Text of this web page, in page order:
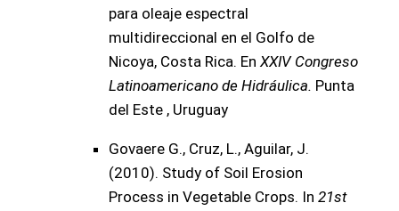
para oleaje espectral
multidireccional en el Golfo de
Nicoya, Costa Rica. En XXIV Congreso
Latinoamericano de Hidráulica. Punta
del Este , Uruguay
Govaere G., Cruz, L., Aguilar, J.
(2010). Study of Soil Erosion
Process in Vegetable Crops. In 21st